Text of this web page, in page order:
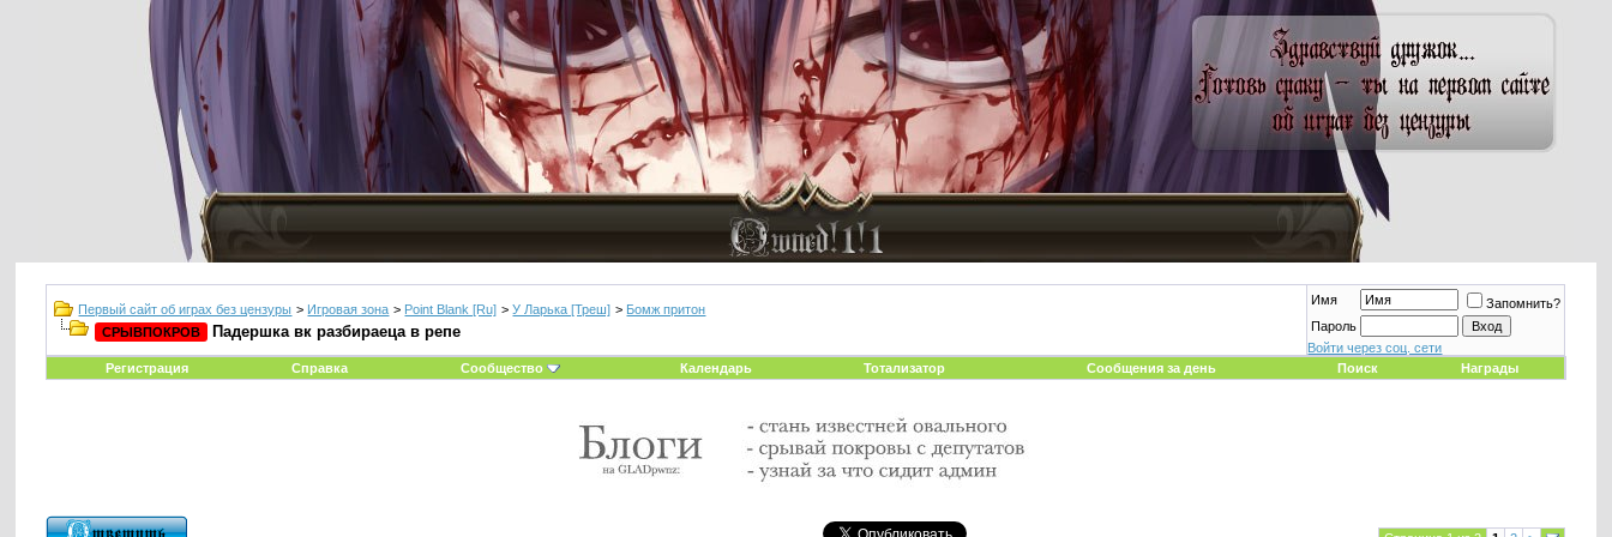
Первый сайт об играх без цензуры > Игровая зона > Point Blank [Ru] >У Ларька [Треш] > Бомж притон
СРЫВПОКРОВ
Падершка вк разбираеца в репе
Имя
Запомнить?
Пароль
Войти через соц. сети
Регистрация
Справка Сообщество Календарь Тотализатор Сообщения за день Поиск Награды